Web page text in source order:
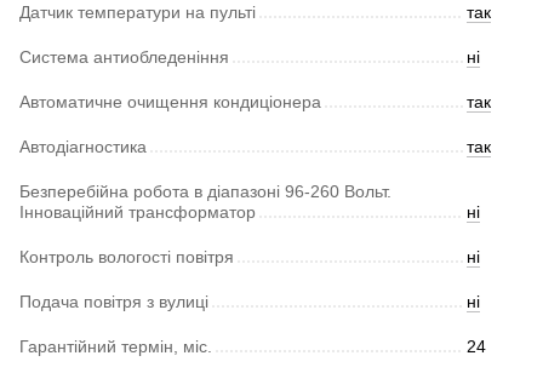
Датчик температури на пульті так
Система антиобледеніння ні
Автоматичне очищення кондиціонера так
Автодіагностика так
Безперебійна робота в діапазоні 96-260 Вольт.
Інноваційний трансформатор
ні
Контроль вологості повітря ні
Подача повітря з вулиці ні
Гарантійний термін, міс. 24